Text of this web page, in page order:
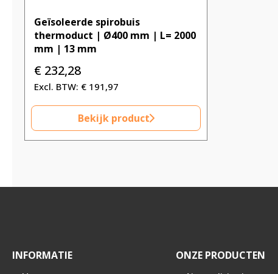
Geïsoleerde spirobuis
thermoduct | Ø400 mm | L= 2000
mm | 13 mm
€ 232,28
€ 191,97
Bekijk product
INFORMATIE
ONZE PRODUCTEN